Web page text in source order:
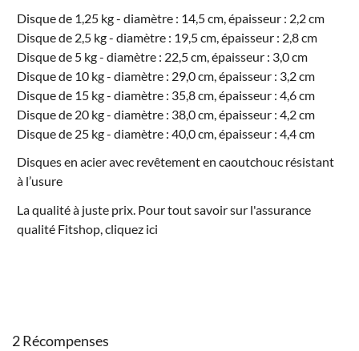
Disque de 1,25 kg - diamètre : 14,5 cm, épaisseur : 2,2 cm
Disque de 2,5 kg - diamètre : 19,5 cm, épaisseur : 2,8 cm
Disque de 5 kg - diamètre : 22,5 cm, épaisseur : 3,0 cm
Disque de 10 kg - diamètre : 29,0 cm, épaisseur : 3,2 cm
Disque de 15 kg - diamètre : 35,8 cm, épaisseur : 4,6 cm
Disque de 20 kg - diamètre : 38,0 cm, épaisseur : 4,2 cm
Disque de 25 kg - diamètre : 40,0 cm, épaisseur : 4,4 cm
Disques en acier avec revêtement en caoutchouc résistant
à l’usure
La qualité à juste prix. Pour tout savoir sur l'assurance
qualité Fitshop, cliquez ici
2 Récompenses